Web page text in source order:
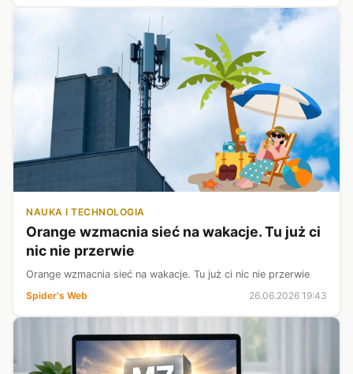
NAUKA I TECHNOLOGIA
Orange wzmacnia sieć na wakacje. Tu już ci
nic nie przerwie
Orange wzmacnia sieć na wakacje. Tu już ci nic nie przerwie
Spider's Web
26.06.2026 19:43